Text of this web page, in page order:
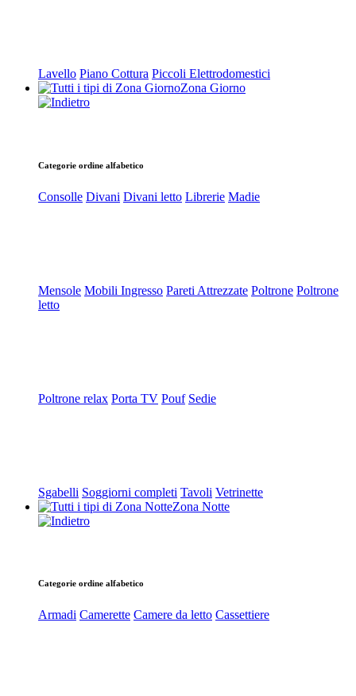
Lavello Piano Cottura Piccoli Elettrodomestici
Zona Giorno
Categorie ordine alfabetico
Consolle Divani Divani letto Librerie Madie
Mensole Mobili Ingresso Pareti Attrezzate Poltrone Poltrone
letto
Poltrone relax Porta TV Pouf Sedie
Sgabelli Soggiorni completi Tavoli Vetrinette
Zona Notte
Categorie ordine alfabetico
Armadi Camerette Camere da letto Cassettiere